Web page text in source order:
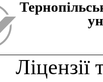
Ліцензії